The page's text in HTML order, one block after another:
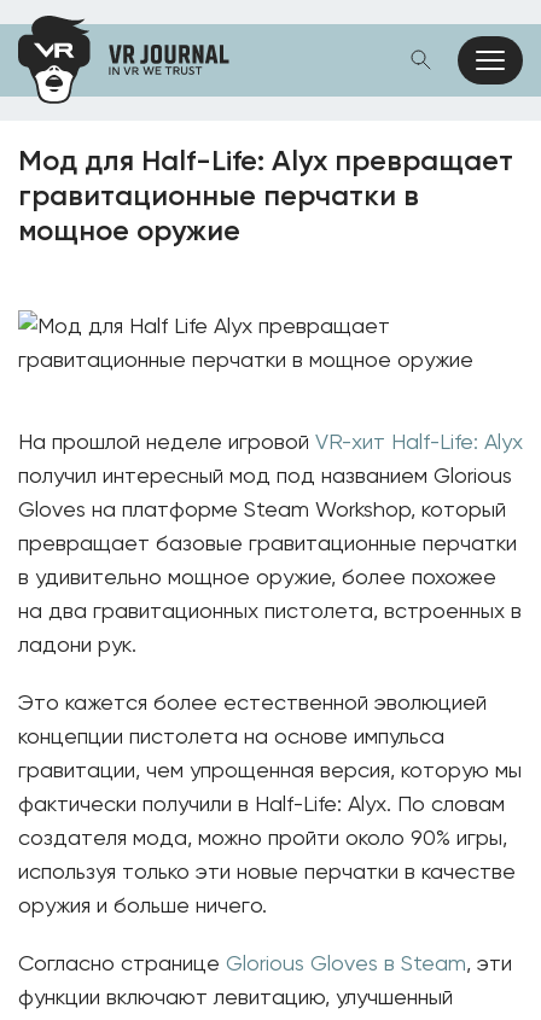
Мод для Half-Life: Alyx превращает
гравитационные перчатки в
мощное оружие
На прошлой неделе игровой VR-хит Half-Life: Alyx
получил интересный мод под названием Glorious
Gloves на платформе Steam Workshop, который
превращает базовые гравитационные перчатки
в удивительно мощное оружие, более похожее
на два гравитационных пистолета, встроенных в
ладони рук.
Это кажется более естественной эволюцией
концепции пистолета на основе импульса
гравитации, чем упрощенная версия, которую мы
фактически получили в Half-Life: Alyx. По словам
создателя мода, можно пройти около 90% игры,
используя только эти новые перчатки в качестве
оружия и больше ничего.
Согласно странице Glorious Gloves в Steam, эти
функции включают левитацию, улучшенный